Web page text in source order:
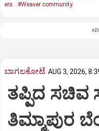
ers
#Weaver community.
ಬಾಗಲಕೋಟೆ AUG 3, 2026,
ತಪ್ಪಿದ ಸಚಿವ
ತಿಮ್ಮಾಪುರ